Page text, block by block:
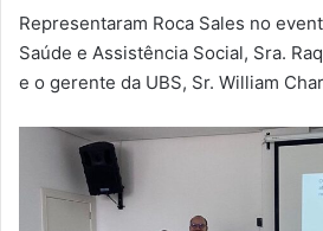
Representaram Roca Sales no
Saúde e Assistência Social, Sra.
e o gerente da UBS, Sr. William